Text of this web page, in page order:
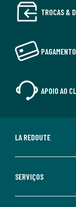
TROCAS &
APOIO AO
LA REDOUTE
SERVIÇOS